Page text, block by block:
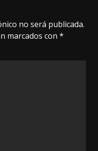
no será publicada.
marcados con *